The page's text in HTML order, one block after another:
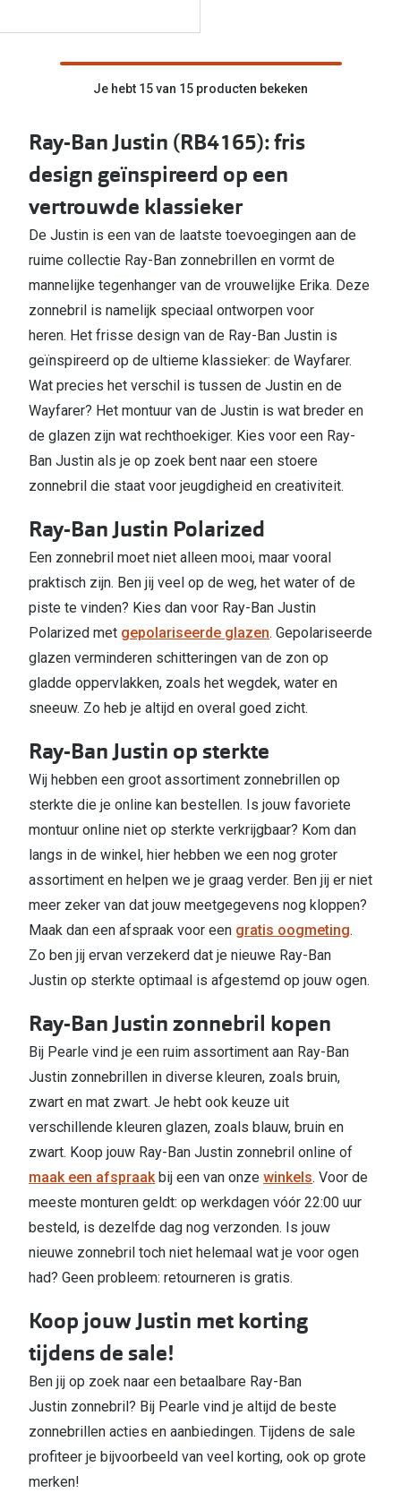
Je hebt 15 van 15 producten bekeken
Ray-Ban Justin (RB4165): fris
design geïnspireerd op een
vertrouwde klassieker
De Justin is een van de laatste toevoegingen aan de
ruime collectie Ray-Ban zonnebrillen en vormt de
mannelijke tegenhanger van de vrouwelijke Erika. Deze
zonnebril is namelijk speciaal ontworpen voor
heren. Het frisse design van de Ray-Ban Justin is
geïnspireerd op de ultieme klassieker: de Wayfarer.
Wat precies het verschil is tussen de Justin en de
Wayfarer? Het montuur van de Justin is wat breder en
de glazen zijn wat rechthoekiger. Kies voor een Ray-
Ban Justin als je op zoek bent naar een stoere
zonnebril die staat voor jeugdigheid en creativiteit.
Ray-Ban Justin Polarized
Een zonnebril moet niet alleen mooi, maar vooral
praktisch zijn. Ben jij veel op de weg, het water of de
piste te vinden? Kies dan voor Ray-Ban Justin
Polarized met gepolariseerde glazen. Gepolariseerde
glazen verminderen schitteringen van de zon op
gladde oppervlakken, zoals het wegdek, water en
sneeuw. Zo heb je altijd en overal goed zicht.
Ray-Ban Justin op sterkte
Wij hebben een groot assortiment zonnebrillen op
sterkte die je online kan bestellen. Is jouw favoriete
montuur online niet op sterkte verkrijgbaar? Kom dan
langs in de winkel, hier hebben we een nog groter
assortiment en helpen we je graag verder. Ben jij er niet
meer zeker van dat jouw meetgegevens nog kloppen?
Maak dan een afspraak voor een gratis oogmeting.
Zo ben jij ervan verzekerd dat je nieuwe Ray-Ban
Justin op sterkte optimaal is afgestemd op jouw ogen.
Ray-Ban Justin zonnebril kopen
Bij Pearle vind je een ruim assortiment aan Ray-Ban
Justin zonnebrillen in diverse kleuren, zoals bruin,
zwart en mat zwart. Je hebt ook keuze uit
verschillende kleuren glazen, zoals blauw, bruin en
zwart. Koop jouw Ray-Ban Justin zonnebril online of
maak een afspraakbij een van onze winkels. Voor de
meeste monturen geldt: op werkdagen vóór 22:00 uur
besteld, is dezelfde dag nog verzonden. Is jouw
nieuwe zonnebril toch niet helemaal wat je voor ogen
had? Geen probleem: retourneren is gratis.
Koop jouw Justin met korting
tijdens de sale!
Ben jij op zoek naar een betaalbare Ray-Ban
Justin zonnebril? Bij Pearle vind je altijd de beste
zonnebrillen acties en aanbiedingen. Tijdens de sale
profiteer je bijvoorbeeld van veel korting, ook op grote
merken!